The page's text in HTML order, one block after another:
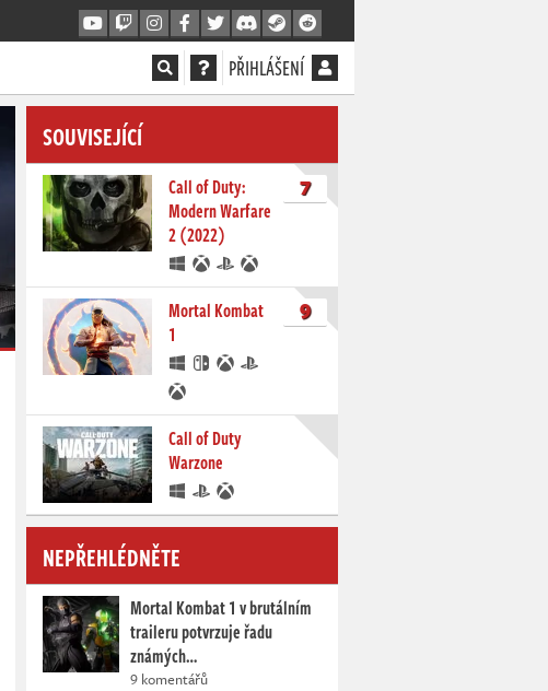
PŘIHLÁŠENÍ
SOUVISEJÍCÍ
Call of Duty:
Modern Warfare
2 (2022)
7
Mortal Kombat
1
9
Call of Duty
Warzone
NEPŘEHLÉDNĚTE
Mortal Kombat 1 v brutálním
traileru potvrzuje řadu
známých…
9 komentářů